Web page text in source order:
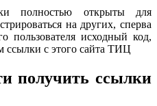
полностью открыты для
на других, сперва
пользователя исходный код,
ссылки с этого сайта ТИЦ
получить ссылки